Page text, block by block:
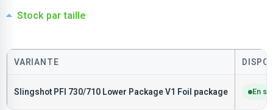
Stock par taille
VARIANTE
Slingshot PFI 730/710 Lower Package V1 Foil package En